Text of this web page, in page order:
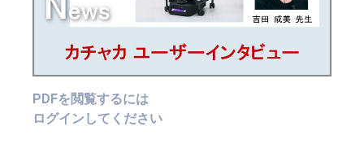
PDFを閲覧するには
ログインしてください